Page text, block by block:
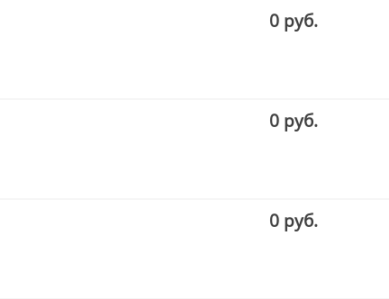
0 руб.
0 руб.
0 руб.